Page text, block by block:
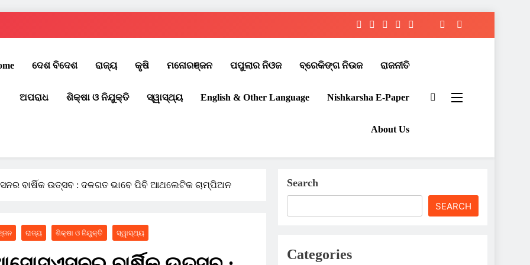
ଦେଶ ବିଦେଶ ରାଜ୍ୟ କୃଷି ମନୋରଞ୍ଜନ ପପୁଲାର ନିଓଜ ବ୍ରେକିଙ୍ଗ ନିଉଜ ରାଜନୀତି
ଅପରାଧ ଶିକ୍ଷା ଓ ନିଯୁକ୍ତି ସ୍ୱାସ୍ଥ୍ୟ English & Other Language Nishkarsha E-Paper​
About Us
ବାର୍ଷିକ ଉତ୍ସବ : ଦଳଗତ ଭାବେ ପିବି ଆଥଲେଟିକ ଚାମ୍ପିଅନ
ରାଜ୍ୟ ଶିକ୍ଷା ଓ ନିଯୁକ୍ତି ସ୍ୱାସ୍ଥ୍ୟ
Search
SEARCH
Categories